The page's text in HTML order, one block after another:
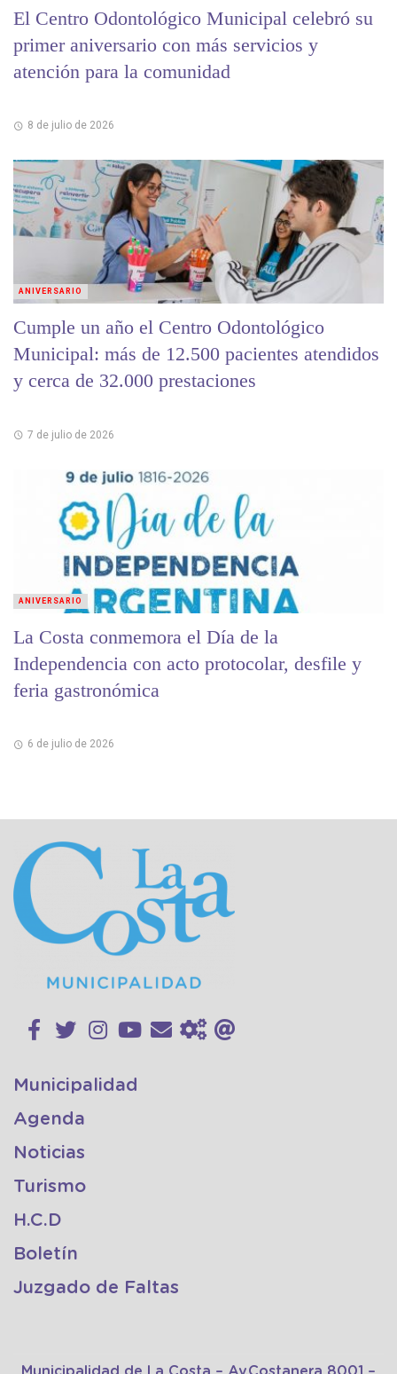
El Centro Odontológico Municipal celebró su
primer aniversario con más servicios y
atención para la comunidad
8 de julio de 2026
Cumple un año el Centro Odontológico
Municipal: más de 12.500 pacientes atendidos
y cerca de 32.000 prestaciones
7 de julio de 2026
ANIVERSARIO
La Costa conmemora el Día de la
Independencia con acto protocolar, desfile y
feria gastronómica
6 de julio de 2026
ANIVERSARIO
Municipalidad
Agenda
Noticias
Turismo
H.C.D
Boletín
Juzgado de Faltas
Municipalidad de La Costa – Av.Costanera 8001 –